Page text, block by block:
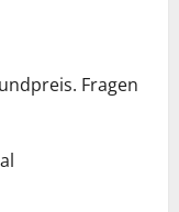
Fragen